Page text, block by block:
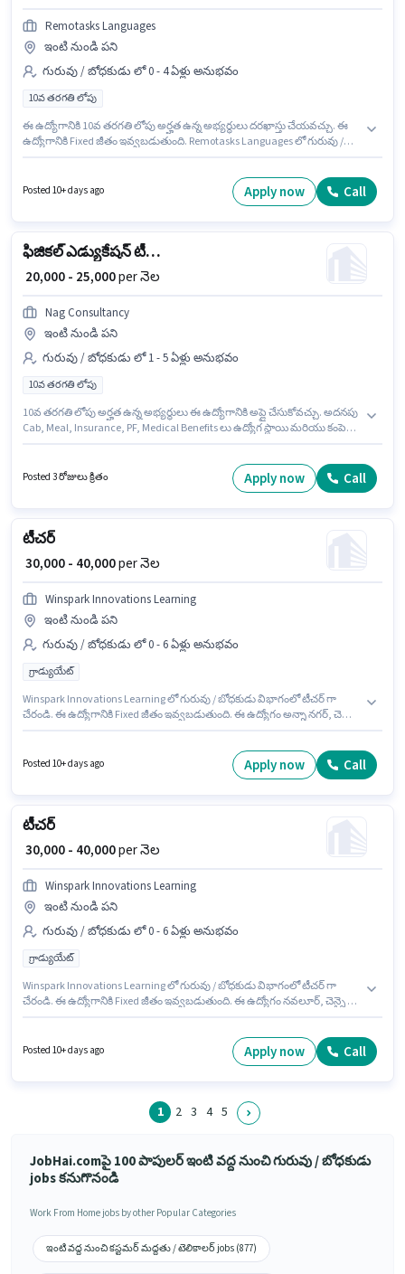
Remotasks Languages
ఇంటి నుండి పని
గురువు / బోధకుడు లో 0 - 4 ఏళ్లు అనుభవం
10వ తరగతి లోపు
ఈ ఉద్యోగానికి 10వ తరగతి లోపు అర్హత ఉన్న అభ్యర్థులు దరఖాస్తు చేయవచ్చు. ఈ
ఉద్యోగానికి Fixed జీతం ఇవ్వబడుతుంది. Remotasks Languages లో గురువు /
ఉంటుంది. మీరు నెలకు ₹50000 వరకు సంపాదించవచ్చు.
Posted 10+ days ago Apply now Call
ఫిజికల్ ఎడ్యుకేషన్ టీచర్
₹ 20,000 - 25,000per నెల
Nag Consultancy
ఇంటి నుండి పని
గురువు / బోధకుడు లో 1 - 5 ఏళ్లు అనుభవం
10వ తరగతి లోపు
10వ తరగతి లోపు అర్హత ఉన్న అభ్యర్థులు ఈ ఉద్యోగానికి అప్లై చేసుకోవచ్చు. అదనపు
Cab, Meal, Insurance, PF, Medical Benefits లు ఉద్యోగ స్థాయి మరియు కంపెనీ
సంవత్సరాల అనుభవం ఉన్న వారికి కోసం అనుకూలంగా ఉంటుంది. మీరు నెలకు
₹25000 వరకు సంపాదించవచ్చు. Nag Consultancy లో గురువు / బోధకుడు
Posted 3 రోజులు క్రితం Apply now Call
టీచర్
₹ 30,000 - 40,000per నెల
Winspark Innovations Learning
ఇంటి నుండి పని
గురువు / బోధకుడు లో 0 - 6 ఏళ్లు అనుభవం
గ్రాడ్యుయేట్
Winspark Innovations Learning లో గురువు / బోధకుడు విభాగంలో టీచర్ గా
చేరండి. ఈ ఉద్యోగానికి Fixed జీతం ఇవ్వబడుతుంది. ఈ ఉద్యోగం అన్నా నగర్, చెన్నై
ఉంటుంది.
Posted 10+ days ago Apply now Call
టీచర్
₹ 30,000 - 40,000per నెల
Winspark Innovations Learning
ఇంటి నుండి పని
గురువు / బోధకుడు లో 0 - 6 ఏళ్లు అనుభవం
గ్రాడ్యుయేట్
Winspark Innovations Learning లో గురువు / బోధకుడు విభాగంలో టీచర్ గా
చేరండి. ఈ ఉద్యోగానికి Fixed జీతం ఇవ్వబడుతుంది. ఈ ఉద్యోగం నవలూర్, చెన్నై లో
ఉంటుంది. మీరు నెలకు ₹40000 వరకు సంపాదించవచ్చు.
Posted 10+ days ago Apply now Call
1 2 3 4 5
JobHai.comపై 100 పాపులర్ ఇంటి వద్ద నుంచి గురువు / బోధకుడు
jobs కనుగొనండి
Work From Home jobs by other Popular Categories
ఇంటి వద్ద నుంచి కస్టమర్ మద్దతు / టెలికాలర్ jobs (877)